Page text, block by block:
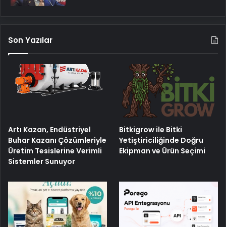
Son Yazılar
Artı Kazan, Endüstriyel
Buhar Kazanı Çözümleriyle
Üretim Tesislerine Verimli
Sistemler Sunuyor
Bitkigrow ile Bitki
Yetiştiriciliğinde Doğru
Ekipman ve Ürün Seçimi